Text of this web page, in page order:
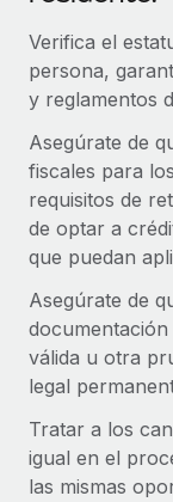
Verifica el
persona,
y reglamentos
Asegúrate de
fiscales para
requisitos de
de optar a
que puedan
Asegúrate de
válida u otra
legal
Tratar a los
igual en el
las mismas